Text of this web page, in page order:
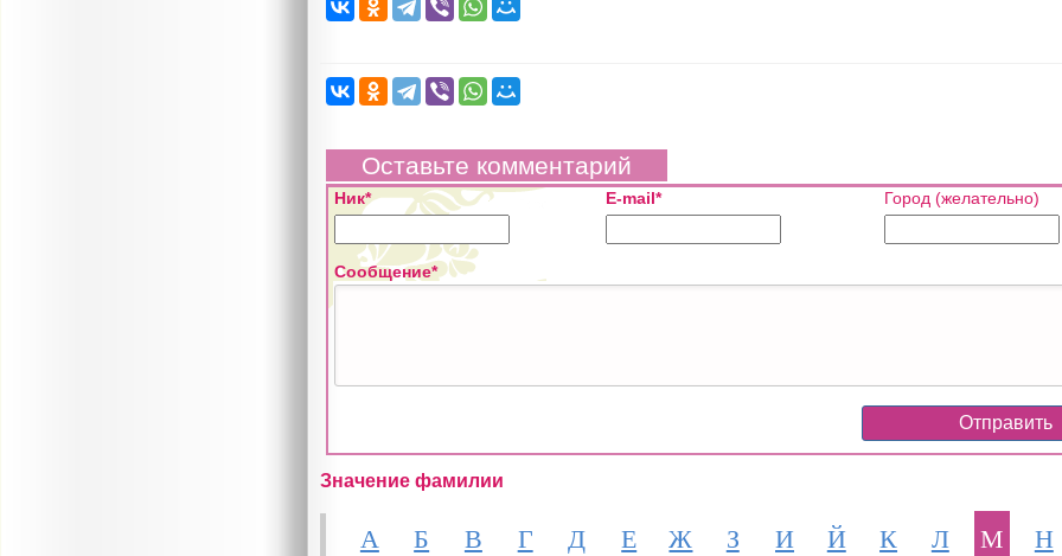
Оставьте комментарий
Ник* E-mail* Город (желательно)
Сообщение*
Значение фамилии
А Б В Г Д Е Ж З И Й К Л М
Н